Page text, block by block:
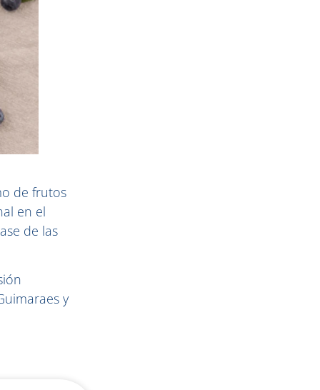
de frutos
en el
de las
y